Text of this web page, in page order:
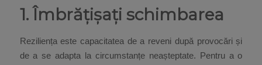
1. Îmbrățișați schimbarea
Reziliența este capacitatea de a reveni după provocări și
de a se adapta la circumstanțe neașteptate. Pentru a o